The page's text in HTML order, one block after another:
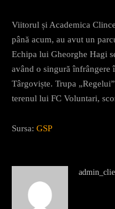
Viitorul și Academica
până acum, au avut un
Echipa lui Gheorghe Hagi
având o singură
Târgoviște. Trupa
terenul lui FC Voluntari,
Sursa: GSP